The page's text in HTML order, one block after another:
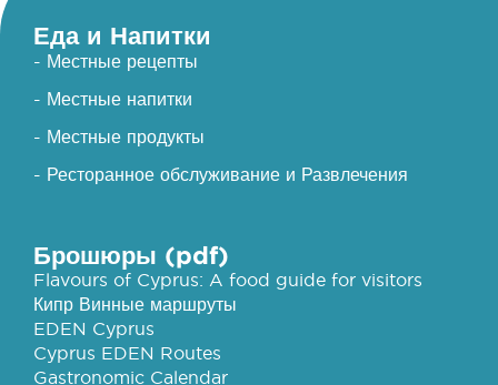
Еда и Напитки
- Местные рецепты
- Местные напитки
- Местные продукты
- Ресторанное обслуживание и Развлечения
Брошюры (pdf)
Flavours of Cyprus: A food guide for visitors
Кипр Винные маршруты
EDEN Cyprus
Cyprus EDEN Routes
Gastronomic Calendar